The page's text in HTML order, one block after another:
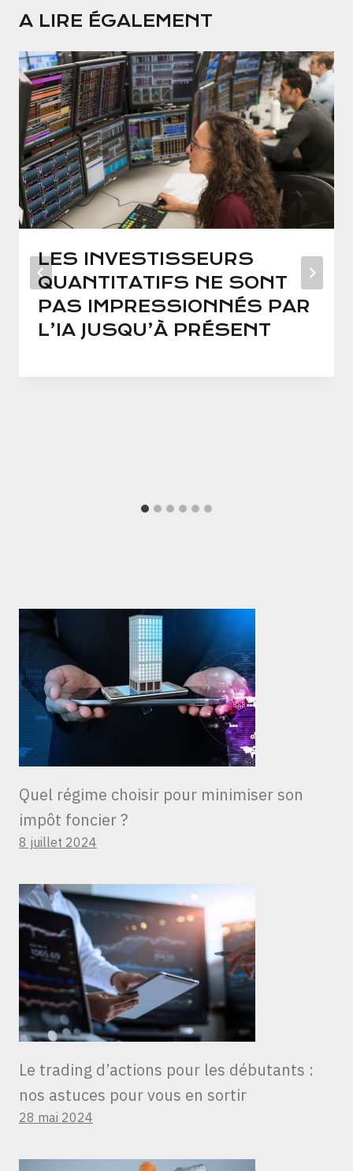
A LIRE ÉGALEMENT
LES INVESTISSEURS
QUANTITATIFS NE SONT
PAS IMPRESSIONNÉS PAR
L’IA JUSQU’À PRÉSENT
Quel régime choisir pour minimiser son
impôt foncier ?
8 juillet 2024
Le trading d’actions pour les débutants :
nos astuces pour vous en sortir
28 mai 2024